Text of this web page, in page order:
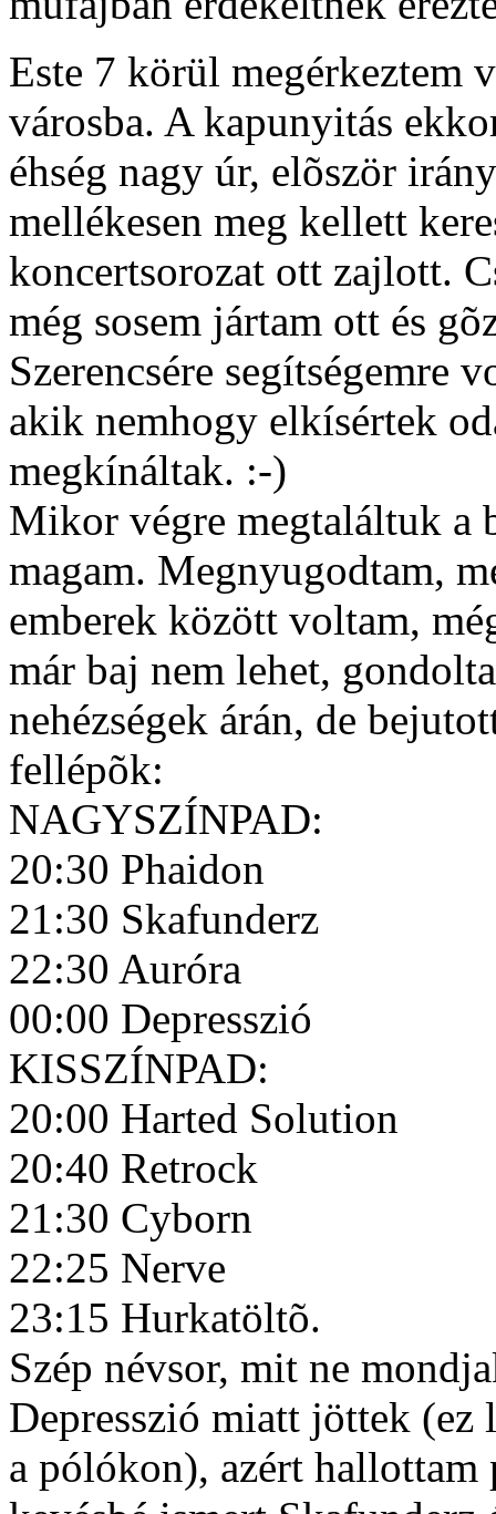
Este 7 körül megérkeztem
városba. A kapunyitás
éhség nagy úr, elõször
mellékesen meg kellett
koncertsorozat ott zajlott.
még sosem jártam ott és
Szerencsére segítségemre
akik nemhogy elkísértek
megkínáltak. :-)
Mikor végre megtaláltuk a
magam. Megnyugodtam,
emberek között voltam,
már baj nem lehet,
nehézségek árán, de
fellépõk:
NAGYSZÍNPAD:
20:30 Phaidon
21:30 Skafunderz
22:30 Auróra
00:00 Depresszió
KISSZÍNPAD:
20:00 Harted Solution
20:40 Retrock
21:30 Cyborn
22:25 Nerve
23:15 Hurkatöltõ.
Szép névsor, mit ne
Depresszió miatt jöttek
a pólókon), azért hallottam